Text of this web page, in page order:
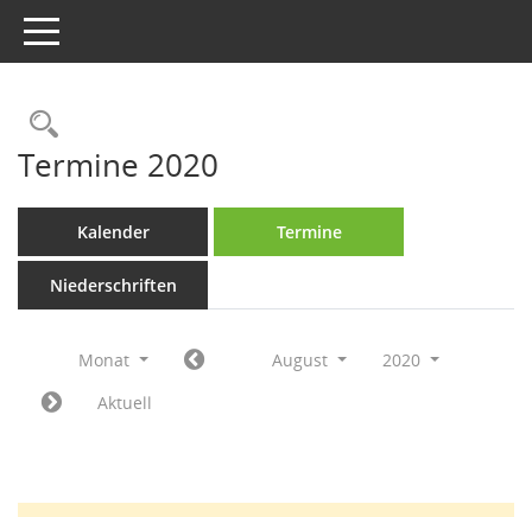
Toggle navigation
Rechercheauswahl
Termine 2020
Kalender Termine
Niederschriften
Monat August
2020
Aktuell